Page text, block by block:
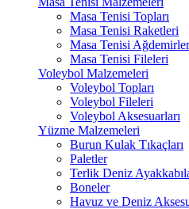
Masa Tenisi Topları
Masa Tenisi Raketleri
Masa Tenisi
Masa Tenisi Fileleri
Voleybol Malzemeleri
Voleybol Topları
Voleybol Fileleri
Voleybol Aksesuarları
Yüzme Malzemeleri
Burun Kulak Tıkaçları
Paletler
Terlik Deniz
Boneler
Havuz ve Deniz